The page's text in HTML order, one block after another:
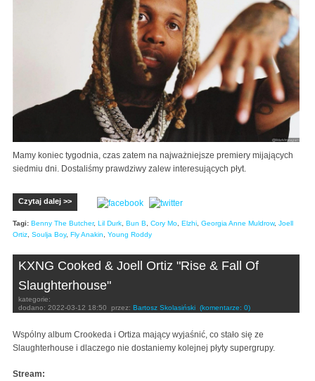
Mamy koniec tygodnia, czas zatem na najważniejsze premiery mijających
siedmiu dni. Dostaliśmy prawdziwy zalew interesujących płyt.
Czytaj dalej >>
Tagi: Benny The Butcher, Lil Durk, Bun B, Cory Mo, Elzhi, Georgia Anne Muldrow, Joell
Ortiz, Soulja Boy, Fly Anakin, Young Roddy
KXNG Cooked & Joell Ortiz "Rise & Fall Of
Slaughterhouse"
kategorie:
dodano: 2022-03-12 18:50 przez: Bartosz Skolasiński (komentarze: 0)
Wspólny album Crookeda i Ortiza mający wyjaśnić, co stało się ze
Slaughterhouse i dlaczego nie dostaniemy kolejnej płyty supergrupy.
Stream: